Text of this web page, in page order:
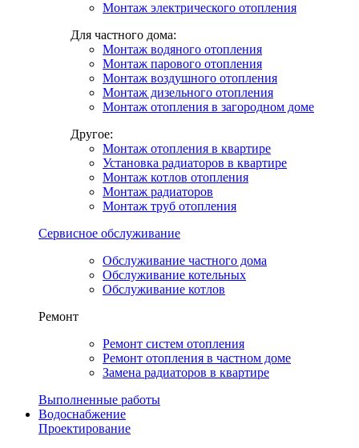
Монтаж электрического отопления
Для частного дома:
Монтаж водяного отопления
Монтаж парового отопления
Монтаж воздушного отопления
Монтаж дизельного отопления
Монтаж отопления в загородном доме
Другое:
Монтаж отопления в квартире
Установка радиаторов в квартире
Монтаж котлов отопления
Монтаж радиаторов
Монтаж труб отопления
Сервисное обслуживание
Обслуживание частного дома
Обслуживание котельных
Обслуживание котлов
Ремонт
Ремонт систем отопления
Ремонт отопления в частном доме
Замена радиаторов в квартире
Выполненные работы
Водоснабжение
Проектирование